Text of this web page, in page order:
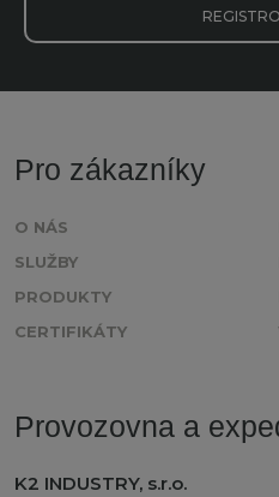
osobních
se
odeslat.
Pro zákazníky
O NÁS
SLUŽBY
PRODUKTY
CERTIFIKÁTY
Provozovna a
K2 INDUSTRY, s.r.o.